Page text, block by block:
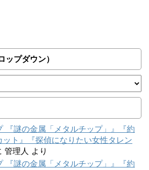
ップダウン）
『謎の金属「メタルチップ」』『約
ト』『探偵になりたい女性タレン
管理人 より
『謎の金属「メタルチップ」』『約